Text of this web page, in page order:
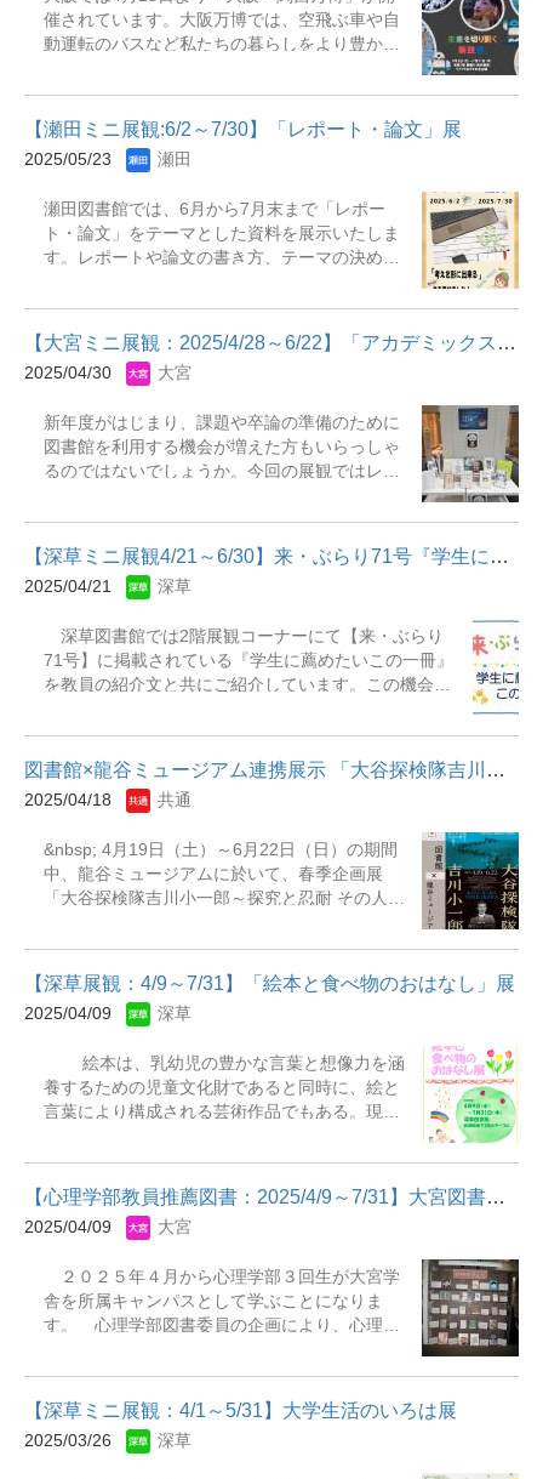
（月）～2025年7月31日（木）展示場所：瀬田
図書館本館1階展観D（新館への通路脇） 主な展
示資料『怪奇四十面相』『妖虫』『三角館の恐
乱歩 : 父・江戸川乱歩の憶い出』『パノラマ島
奇談』
をしたり、新着本やＤＶＤ、おすすめ本等のコ
ーナーづくりを担当していたり幅広い業務を行
～2025年7月31日（木）展示場所：瀬田図書
館 本館1階展観E（リブアドカウンター横） 主
な展示資料『「気づき」の快感』『図解眠れな
くなるほど面白い疲労回復の話』『貧困と脳：
ドリング脳：ひらめきの謎を解き明かす』『甘
い飲み物が肝臓を殺す』『睡眠と覚醒をあやつ
る脳のメカニズム：快眠のためのヒント20』
催されています。大阪万博では、空飛ぶ車や自
動運転のバスなど私たちの暮らしをより豊かで
の大阪万博の開催に合わせて今回のテーマを
「未来を切り開く新技術」と題して、新技術に
関する図書館内の本を集めました。この機会に
ぜひこれらの本を手に取って未来の私たちの暮
示期間：2025年6月２日（月）～2025年７月31
日（木）展示場所：瀬田図書館 本館1階展観
B（角状書架） 主な展示資料『低コスト再造林 :
で暮らす方法』『特集トルコギキョウ新技術/冷
涼地ダリア』『あっぱれ!日本の新発明 : 世界を
変えるイノベーション』 ※リブアドとは瀬田図
書館ライブラリーアドバイザーの略で図書館で
フの事です。ライブラリーアドバイザーは利用
者のお困りごとをサポートをする仕事をした
り、新着本やＤＶＤ、おすすめ本等のコーナー
ます。
【瀬田ミニ展観:6/2～7/30】「レポート・論文」展
2025/05/23 瀬田
瀬田図書館では、6月から7月末まで「レポー
ト・論文」をテーマとした資料を展示いたしま
す。レポートや論文の書き方、テーマの決め方
ど、1年生から上級生の方にも役に立つような資
料を集めました。この機会にぜひご利用くださ
い。資料はすべて貸出可能です。 展示期間：
2025年６月2日（月）～2025年7月30日（水）
横） 主な展示資料『書きたいことが見つかるは
じめてのレポート作成トレーニング』『失敗か
ら学ぶ大学生のレポート作成法』『卒論・レポ
めのよい文章の書き方』『論文の考え方・書き
方 : はじめての論文作成術』
【大宮ミニ展観：2025/4/28～6/22】「アカデミックスキル」展
2025/04/30 大宮
新年度がはじまり、課題や卒論の準備のために
図書館を利用する機会が増えた方もいらっしゃ
るのではないでしょうか。今回の展観ではレポ
め方など、大学での「学び」に役立つ本を集め
ました。展示資料はすべて貸出も可能ですの
で、ぜひご利用ください。 期間：2025年４月
28日～6月22日場所：大宮図書館 2F 入館ゲー
入門 : レポート・論文を書くために・難しい本
をどう読むか・大人になるためのリベラルアー
ツ : 思考演習12題・心理学研究のためのレポー
めの図書館活用術 : 辞典・史料・データベー
ス・これから学会発表する若者のために : ポス
ターと口頭のプレゼン技術・刺さるデザインの5
つの法則 : プレゼン・SNS・イラストでアレン
から研究を書くひとのためのガイドブック : ラ
イティングの挑戦15週間・小説は、わかってく
ればおもしろい : 文学研究の基本15講 他多数展
【深草ミニ展観4/21～6/30】来・ぶらり71号『学生に薦めたいこの...
2025/04/21 深草
深草図書館では2階展観コーナーにて【来・ぶらり
71号】に掲載されている『学生に薦めたいこの一冊』
を教員の紹介文と共にご紹介しています。この機会に
4月21日（月）～6月30日（月）展示場所：深草図書館
和顔館2階展示コーナーC（旧受付カウンター前）
【来・ぷらり／学生に薦めたいこの一冊】
https://library.ryukoku.ac.jp/Guide/burari_71/recomend
&lt;主な展示資料＞語学の天才まで1億光年 高野秀行
［著］ 集英社インターナショナル 2022年しろがね
の葉 千早茜［著］ 新潮社 2022年赤と青のガウン：
オックスフォード留学記 彬子女王［著］ PHP文
図書館×龍谷ミュージアム連携展示 「大谷探検隊吉川小一郎～探究...
2025/04/18 共通
&nbsp; 4月19日（土）～6月22日（日）の期間
中、龍谷ミュージアムに於いて、春季企画展
「大谷探検隊吉川小一郎～探究と忍耐 その人間
第3次大谷探検隊の一員として、1911年に上海
に至り、西安、蘭州を経て、トルファン、庫車
（クチャ）などの調査を1914年まで続けまし
た。吉川の調査は、多数の経典、植物標本、伏
価を得ています。 今回の連携展示では、4月
18日（金）～6月20日（金）の間、深草・大
宮・瀬田の各図書館に於いて、吉川の調査に対
関連図書の展示、中央アジアを調査した隊員の
肖像写真ならびに、吉川自身が撮影した調査の
記録写真をご紹介いたします。この機会に是非
ご覧ください。 &nbsp; &nbsp;
【深草展観：4/9～7/31】「絵本と食べ物のおはなし」展
2025/04/09 深草
絵本は、乳幼児の豊かな言葉と想像力を涵
養するための児童文化財であると同時に、絵と
言葉により構成される芸術作品でもある。現代
愛好する大人も多いでしょう。幼い子どもが読
む絵本には、「食べもの、食べること」が描か
れることが非常に多いでしょう。それは、私た
ち人間にとって、「食べること」が生きていく
源的な喜びを持っているからでしょう。 今回
の展観では「食べもの、食べることが描かれる
絵本」をテーマに取り上げ、絵本におけるさま
を深く思索する機会を持てたらと願っていま
す。絵本には「食べもの、食べること」がどの
ように描かれているのだろうか。大人であるみ
なさんにも、ここで展示されている絵本を実際
【心理学部教員推薦図書：2025/4/9～7/31】大宮図書館にて展示
2025/04/09 大宮
２０２５年４月から心理学部３回生が大宮学
舎を所属キャンパスとして学ぶことになりま
す。 心理学部図書委員の企画により、心理学
図書２０冊をコメント付きで選んで頂きまし
た。 大宮図書館２階参考図書コーナーの反対
側で展示しています。 本日４月９日からの講
義開始にあわせて展示し、７月３１日まで展示
【深草ミニ展観：4/1～5/31】大学生活のいろは展
2025/03/26 深草